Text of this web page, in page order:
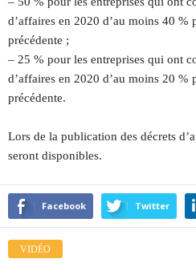
d’affaires en 2020 d’au moins 40 %
précédente ;
– 25 % pour les entreprises qui ont
d’affaires en 2020 d’au moins 20 %
précédente.
Lors de la publication des décrets
seront disponibles.
Facebook Twitter
VIDÉO